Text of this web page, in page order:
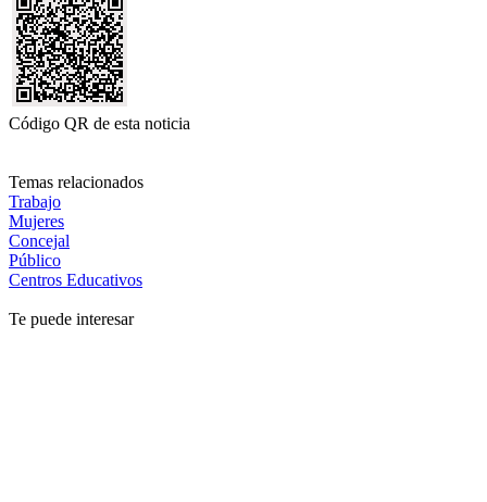
Código QR de esta noticia
Temas relacionados
Trabajo
Mujeres
Concejal
Público
Centros Educativos
Te puede interesar